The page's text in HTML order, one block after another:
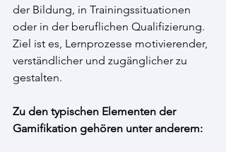
der Bildung, in Trainingssituationen
oder in der beruflichen Qualifizierung.
Ziel ist es, Lernprozesse motivierender,
verständlicher und zugänglicher zu
gestalten.
Zu den typischen Elementen der
Gamifikation gehören unter anderem: